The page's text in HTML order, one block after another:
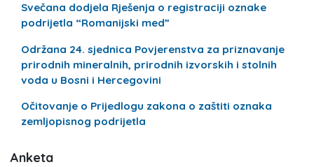
Svečana dodjela Rješenja o registraciji oznake
podrijetla “Romanijski med”
Održana 24. sjednica Povjerenstva za priznavanje
prirodnih mineralnih, prirodnih izvorskih i stolnih
voda u Bosni i Hercegovini
Očitovanje o Prijedlogu zakona o zaštiti oznaka
zemljopisnog podrijetla
Anketa